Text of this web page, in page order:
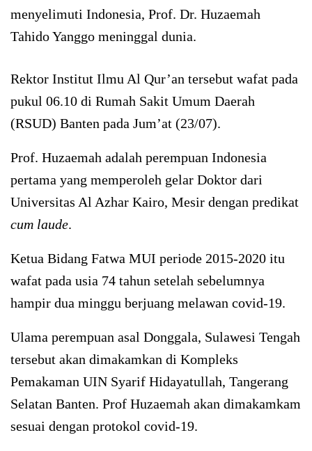
menyelimuti Indonesia, Prof. Dr. Huzaemah
Tahido Yanggo meninggal dunia.
Rektor Institut Ilmu Al Qur’an tersebut wafat pada
pukul 06.10 di Rumah Sakit Umum Daerah
(RSUD) Banten pada Jum’at (23/07).
Prof. Huzaemah adalah perempuan Indonesia
pertama yang memperoleh gelar Doktor dari
Universitas Al Azhar Kairo, Mesir dengan predikat
cum laude.
Ketua Bidang Fatwa MUI periode 2015-2020 itu
wafat pada usia 74 tahun setelah sebelumnya
hampir dua minggu berjuang melawan covid-19.
Ulama perempuan asal Donggala, Sulawesi Tengah
tersebut akan dimakamkan di Kompleks
Pemakaman UIN Syarif Hidayatullah, Tangerang
Selatan Banten. Prof Huzaemah akan dimakamkam
sesuai dengan protokol covid-19.